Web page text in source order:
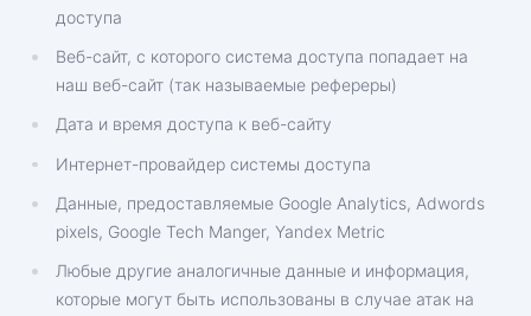
доступа
Веб-сайт, с которого система доступа попадает на
наш веб-сайт (так называемые рефереры)
Дата и время доступа к веб-сайту
Интернет-провайдер системы доступа
Данные, предоставляемые Google Analytics, Adwords
pixels, Google Tech Manger, Yandex Metric
Любые другие аналогичные данные и информация,
которые могут быть использованы в случае атак на